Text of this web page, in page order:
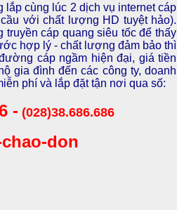
cùng lúc 2 dịch vụ internet cáp
với chất lượng HD tuyệt hảo).
truyền cáp quang siêu tốc để thấy
hợp lý - chất lượng đảm bảo thì
cáp ngầm hiện đại, giá tiền
gia đình đến các công ty, doanh
phí và lắp đặt tận nơi qua số:
- (028)38.686.686